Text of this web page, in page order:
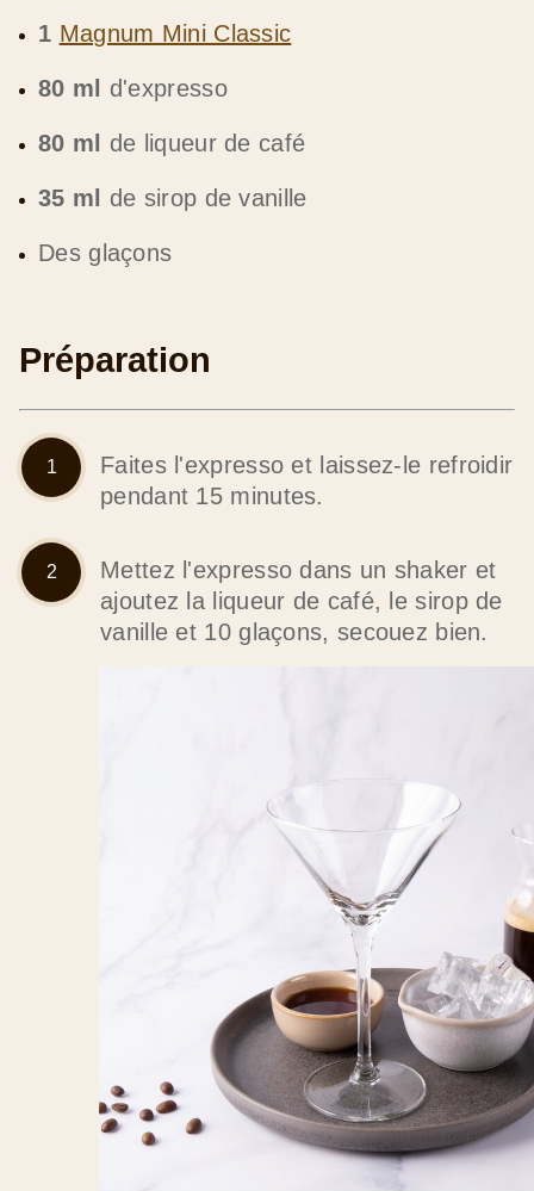
1 Magnum Mini Classic
80 ml d'expresso
80 ml de liqueur de café
35 ml de sirop de vanille
Des glaçons
Préparation
Faites l'expresso et laissez-le refroidir
pendant 15 minutes.
Mettez l'expresso dans un shaker et
ajoutez la liqueur de café, le sirop de
vanille et 10 glaçons, secouez bien.